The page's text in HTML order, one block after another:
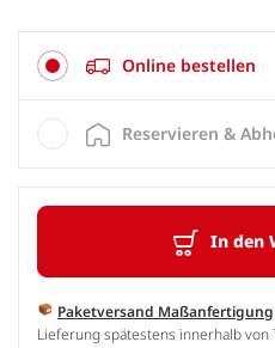
Online bestellen
In den
Paketversand Maßanfertigung
Lieferung spätestens innerhalb von
Reservieren &